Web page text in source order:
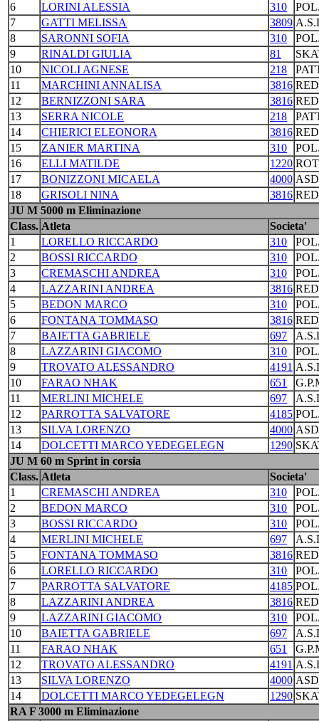
6
LORINI ALESSIA 310
7
GATTI MELISSA 3809
8
SARONNI SOFIA 310
9
RINALDI GIULIA 81
10
NICOLI AGNESE 218
11
MARCHINI ANNALISA 3816
12
BERNIZZONI SARA 3816
13
SERRA NICOLE 218
14
CHIERICI ELEONORA 3816
15
ZANIER MARTINA 310
16
ELLI MATILDE 1220
17
BONIZZONI MICAELA 4000
18
GRISOLI NINA 3816
JU M 5000 m Eliminazione
Class. Atleta
Societa'
1
LORELLO RICCARDO 310
2
BOSSI RICCARDO 310
3
CREMASCHI ANDREA 310
4
LAZZARINI ANDREA 3816
5
BEDON MARCO 310
6
FONTANA TOMMASO 3816
7
BAIETTA GABRIELE 697
8
LAZZARINI GIACOMO 310
9
TROVATO ALESSANDRO 4191
10
FARAO NHAK 651
11
MERLINI MICHELE 697
12
PARROTTA SALVATORE 4185
13
SILVA LORENZO 4000
14
DOLCETTI MARCO YEDEGELEGN 1290
JU M 60 m Sprint in corsia
Class. Atleta
Societa'
1
CREMASCHI ANDREA 310
2
BEDON MARCO 310
3
BOSSI RICCARDO 310
4
MERLINI MICHELE 697
5
FONTANA TOMMASO 3816
6
LORELLO RICCARDO 310
7
PARROTTA SALVATORE 4185
8
LAZZARINI ANDREA 3816
9
LAZZARINI GIACOMO 310
10
BAIETTA GABRIELE 697
11
FARAO NHAK 651
12
TROVATO ALESSANDRO 4191
13
SILVA LORENZO 4000
14
DOLCETTI MARCO YEDEGELEGN 1290
RA F 3000 m Eliminazione